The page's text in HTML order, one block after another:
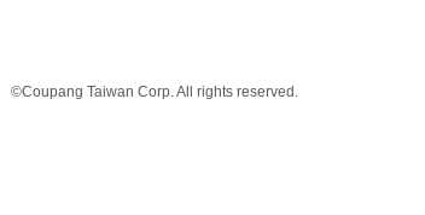
©Coupang Taiwan Corp. All rights reserved.